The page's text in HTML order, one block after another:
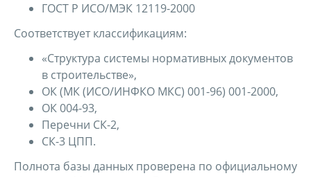
ГОСТ Р ИСО/МЭК 12119-2000
Соответствует классификациям:
«Структура системы нормативных документов
в строительстве»,
ОК (МК (ИСО/ИНФКО МКС) 001-96) 001-2000,
ОК 004-93,
Перечни СК-2,
СК-3 ЦПП.
Полнота базы данных проверена по официальному